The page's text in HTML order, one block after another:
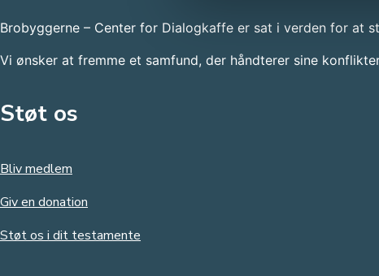
Brobyggerne – Center for Dialogkaffe er sat i verden for at
Vi ønsker at fremme et samfund, der håndterer sine
Støt os
Bliv medlem
Giv en donation
Støt os i dit testamente